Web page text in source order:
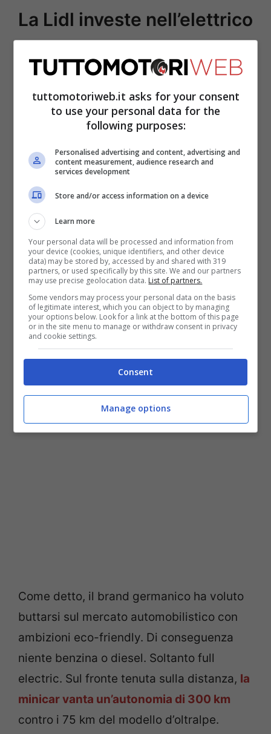
La Lidl investe nell’elettrico
La macchina del Double Chevron dal costo
di 5000 euro con incentivi è decisamente
meno dotata di optional della Elaris Finn
tanto che per disporre del menu occorre
quanto concerne la potenza, si toccano i
45 cv della Dacia Spring,
peso da 930 kg le permette di toccare una
velocità massima di appena 115 km/h.
Come detto, il brand germanico ha voluto
buttarsi sul mercato automobilistico con
ambizioni eco-friendly. Di conseguenza
niente benzina o diesel. Soltanto full
electric. Sul fronte tenuta sulla distanza, la
minicar vanta un’autonomia di 300 km
contro i 75 km del modello d’oltralpe.
tuttomotoriweb.it asks for your consent
to use your personal data for the
following purposes:
Personalised advertising and content, advertising and
content measurement, audience research and
services development
Store and/or access information on a device
Learn more
Your personal data will be processed and information from
your device (cookies, unique identifiers, and other device
data) may be stored by, accessed by and shared with 319
partners, or used specifically by this site. We and our partners
may use precise geolocation data. List of partners.
Some vendors may process your personal data on the basis
of legitimate interest, which you can object to by managing
your options below. Look for a link at the bottom of this page
or in the site menu to manage or withdraw consent in privacy
and cookie settings.
Consent
Manage options